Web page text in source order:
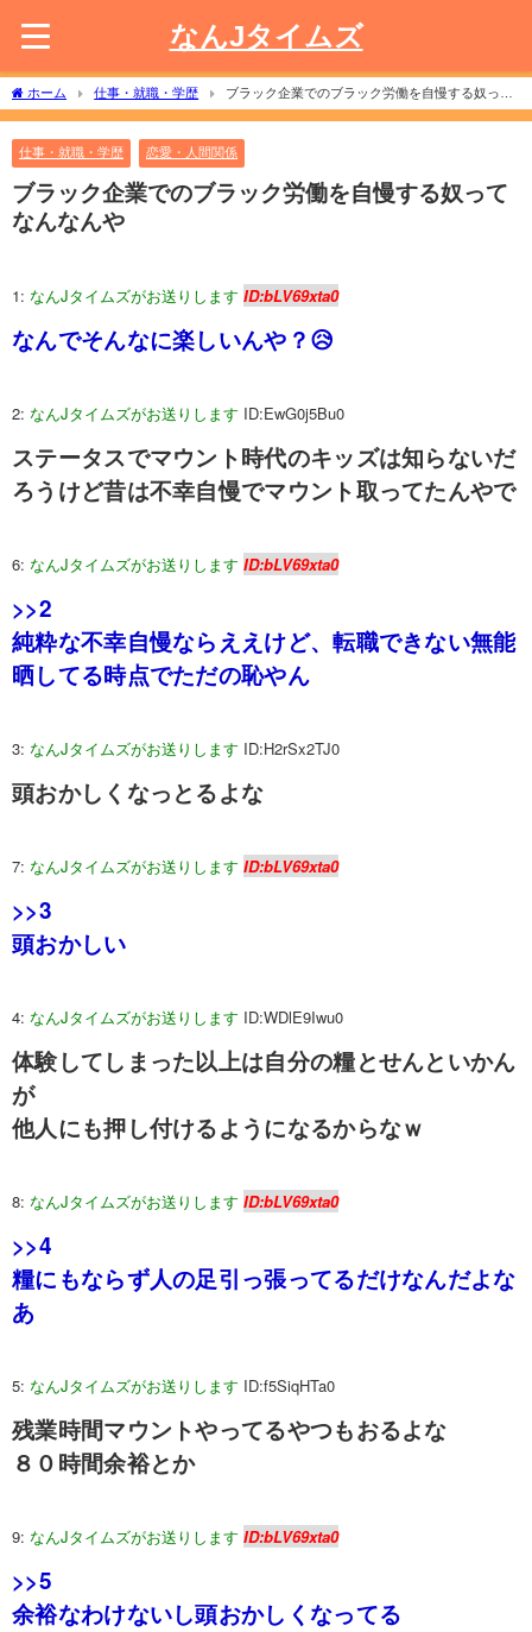
なんJタイムズ
ホーム 仕事・就職・学歴
ブラック企業でのブラック労働を自慢する奴って
なんなんや
仕事・就職・学歴 恋愛・人間関係
ブラック企業でのブラック労働を自慢する奴って
なんなんや
1: なんJタイムズがお送りします ID:bLV69xta0
なんでそんなに楽しいんや？😥
2: なんJタイムズがお送りします ID:EwG0j5Bu0
ステータスでマウント時代のキッズは知らないだ
ろうけど昔は不幸自慢でマウント取ってたんやで
6: なんJタイムズがお送りします ID:bLV69xta0
>>2
純粋な不幸自慢ならええけど、転職できない無能
晒してる時点でただの恥やん
3: なんJタイムズがお送りします ID:H2rSx2TJ0
頭おかしくなっとるよな
7: なんJタイムズがお送りします ID:bLV69xta0
>>3
頭おかしい
4: なんJタイムズがお送りします ID:WDlE9Iwu0
体験してしまった以上は自分の糧とせんといかん
が
他人にも押し付けるようになるからなｗ
8: なんJタイムズがお送りします ID:bLV69xta0
>>4
糧にもならず人の足引っ張ってるだけなんだよな
あ
5: なんJタイムズがお送りします ID:f5SiqHTa0
残業時間マウントやってるやつもおるよな
８０時間余裕とか
9: なんJタイムズがお送りします ID:bLV69xta0
>>5
余裕なわけないし頭おかしくなってる